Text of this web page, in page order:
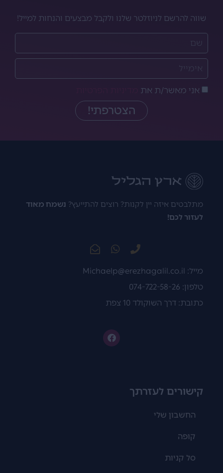
שווה להרשם לניוזלטר שלנו ולקבל מבצעים והנחות למייל!
אני מאשר/ת את
הצטרפתי!
מתלבטים איזה יין לקנות? רוצים להתייעץ? נשמח מאוד
לעזור לכם!
מייל: Michaelp@erezhagalil.co.il
טלפון: 074-722-58-26
כתובת: דרך השוקולד 10 צפת
קישורים לעזרתך
החשבון שלי
קופה
סל קניות